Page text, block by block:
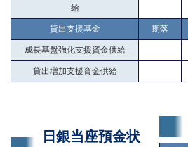
給
貸出支援基金 期落
成長基盤強化支援資金供給
貸出増加支援資金供給
日銀当座預金状